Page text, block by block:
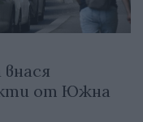
внася
от Южна